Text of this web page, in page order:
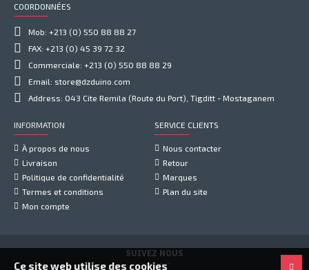
COORDONNÉES
Mob: +213 (0) 550 88 88 27
FAX: +213 (0) 45 39 72 32
Commerciale: +213 (0) 550 88 88 29
Email: store@dzduino.com
Address: 043 Cite Remila (Route du Port), Tigditt - Mostaganem
INFORMATION
À propos de nous
Livraison
Politique de confidentialité
Termes et conditions
Mon compte
SERVICE CLIENTS
Nous contacter
Retour
Marques
Plan du site
SUIVEZ NOUS
Ce site web utilise des cookies